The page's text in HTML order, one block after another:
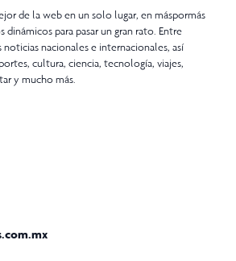
de la web en un solo lugar, en máspormás
para pasar un gran rato. Entre
nacionales e internacionales, así
cultura, ciencia, tecnología, viajes,
y mucho más.